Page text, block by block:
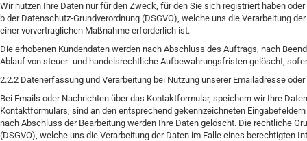
Wir nutzen Ihre Daten nur für den Zweck, für den Sie sich registriert haben
b der Datenschutz-Grundverordnung (DSGVO), welche uns die Verarbeitung
einer vorvertraglichen Maßnahme erforderlich ist.
Die erhobenen Kundendaten werden nach Abschluss des Auftrags, nach
Ablauf von steuer- und handelsrechtliche Aufbewahrungsfristen gelöscht,
2.2.2 Datenerfassung und Verarbeitung bei Nutzung unserer Emailadresse
Bei Emails oder Nachrichten über das Kontaktformular, speichern wir Ihre
Kontaktformulars, sind an den entsprechend gekennzeichneten
nach Abschluss der Bearbeitung werden Ihre Daten gelöscht. Die rechtliche
(DSGVO), welche uns die Verarbeitung der Daten im Falle eines berechtigten